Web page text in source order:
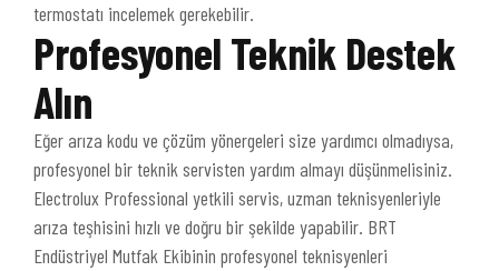
termostatı incelemek gerekebilir.
Profesyonel Teknik Destek
Alın
Eğer arıza kodu ve çözüm yönergeleri size yardımcı olmadıysa,
profesyonel bir teknik servisten yardım almayı düşünmelisiniz.
Electrolux Professional yetkili servis, uzman teknisyenleriyle
arıza teşhisini hızlı ve doğru bir şekilde yapabilir. BRT
Endüstriyel Mutfak Ekibinin profesyonel teknisyenleri